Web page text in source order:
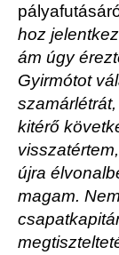
hoz
ám úgy
Gyirmótot
kitérő
újra
magam.